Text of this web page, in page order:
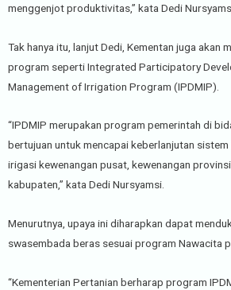
menggenjot produktivitas,” kata Dedi
Tak hanya itu, lanjut Dedi, Kementan juga akan
program seperti Integrated Participatory
Management of Irrigation Program (IPDMIP).
“IPDMIP merupakan program pemerintah di
bertujuan untuk mencapai keberlanjutan
irigasi kewenangan pusat, kewenangan
kabupaten,” kata Dedi Nursyamsi.
Menurutnya, upaya ini diharapkan dapat
swasembada beras sesuai program Nawacita
“Kementerian Pertanian berharap program